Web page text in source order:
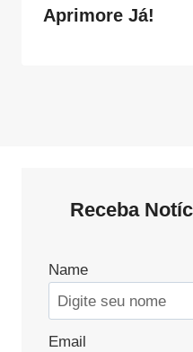
Aprimore Já!
Receba
Name
Email